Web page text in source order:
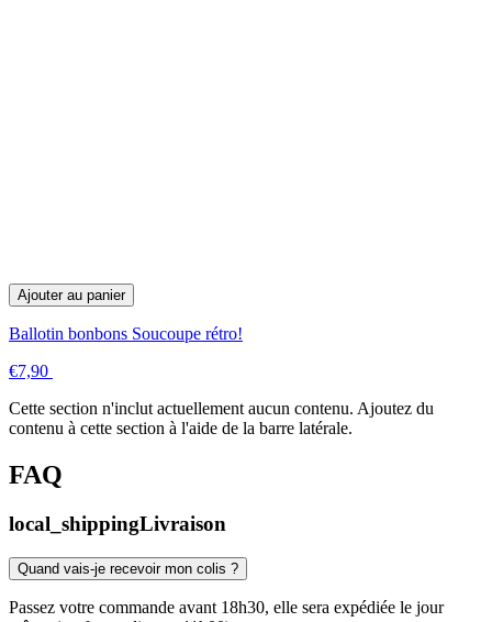
Ajouter au panier
Ballotin bonbons Soucoupe rétro!
€7,90
Cette section n'inclut actuellement aucun contenu. Ajoutez du
contenu à cette section à l'aide de la barre latérale.
FAQ
local_shippingLivraison
Quand vais-je recevoir mon colis ?
Passez votre commande avant 18h30, elle sera expédiée le jour